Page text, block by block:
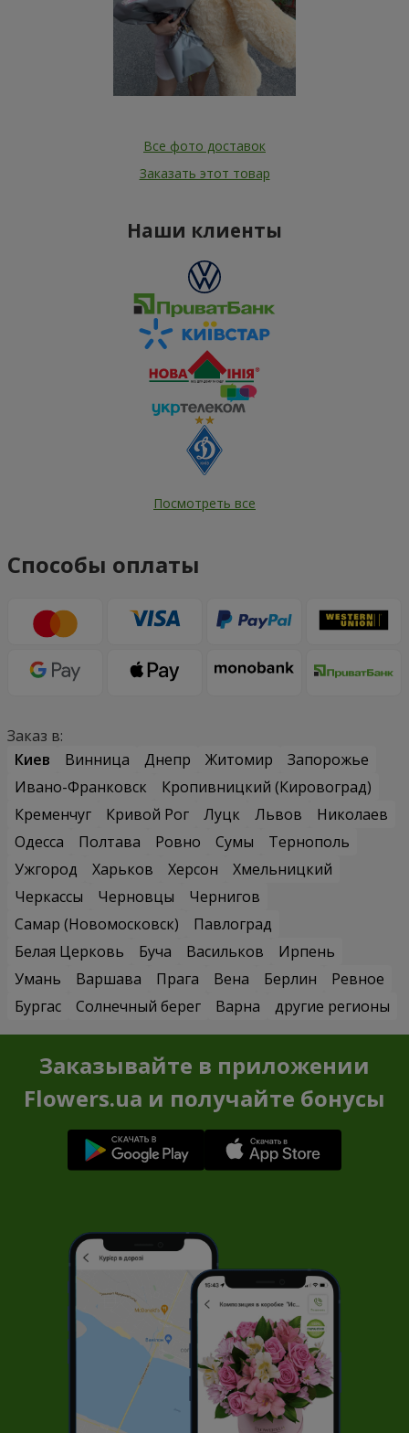
Все фото доставок
Заказать этот товар
Наши клиенты
Посмотреть все
Способы оплаты
Заказ в:
Киев
Винница Днепр Житомир
Запорожье
Ивано-Франковск
Кропивницкий (Кировоград)
Кременчуг
Кривой Рог Луцк Львов
Николаев
Одесса
Полтава Ровно Сумы
Тернополь
Ужгород
Харьков Херсон
Хмельницкий
Черкассы
Черновцы
Чернигов
Самар (Новомосковск)
Павлоград
Белая Церковь
Буча Васильков
Ирпень
Умань
Варшава Прага Вена Берлин
Ревное
Бургас
Солнечный берег Варна другие регионы
Заказывайте в приложении
Flowers.ua и получайте бонусы